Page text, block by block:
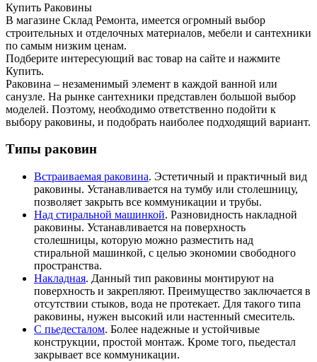
Купить Раковины
В магазине Склад Ремонта, имеется огромный выбор
строительных и отделочных материалов, мебели и сантехники
по самым низким ценам.
Подберите интересующий вас товар на сайте и нажмите
Купить.
Раковина – незаменимый элемент в каждой ванной или
санузле. На рынке сантехники представлен большой выбор
моделей. Поэтому, необходимо ответственно подойти к
выбору раковины, и подобрать наиболее подходящий вариант.
Типы раковин
Встраиваемая раковина. Эстетичный и практичный вид
раковины. Устанавливается на тумбу или столешницу,
позволяет закрыть все коммуникации и трубы.
Над стиральной машинкой. Разновидность накладной
раковины. Устанавливается на поверхность
столешницы, которую можно разместить над
стиральной машинкой, с целью экономии свободного
пространства.
Накладная. Данный тип раковины монтируют на
поверхность и закрепляют. Преимущество заключается в
отсутствии стыков, вода не протекает. Для такого типа
раковины, нужен высокий или настенный смеситель.
С пьедесталом. Более надежные и устойчивые
конструкции, простой монтаж. Кроме того, пьедестал
закрывает все коммуникации.